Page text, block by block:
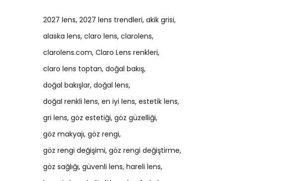
2027 lens 2027 lens trendleri akik grisi
alaska lens claro lens clarolens
clarolens.com Claro Lens renkleri
claro lens toptan doğal bakış
doğal bakışlar doğal lens
doğal renkli lens en iyi lens estetik lens
gri lens göz estetiği göz güzelliği
göz makyajı göz rengi
göz rengi değişimi göz rengi değiştirme
göz sağlığı güvenli lens hareli lens